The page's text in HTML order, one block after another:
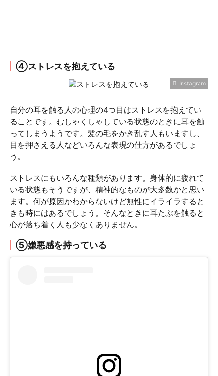
④ストレスを抱えている
Instagram
自分の耳を触る人の心理の4つ目はストレスを抱えてい
ることです。むしゃくしゃしている状態のときに耳を触
ってしまうようです。髪の毛をかき乱す人もいますし、
目を押さえる人などいろんな表現の仕方があるでしょ
う。
ストレスにもいろんな種類があります。身体的に疲れて
いる状態もそうですが、精神的なものが大多数かと思い
ます。何が原因かわからないけど無性にイライラすると
きも時にはあるでしょう。そんなときに耳たぶを触ると
心が落ち着く人も少なくありません。
⑤嫌悪感を持っている